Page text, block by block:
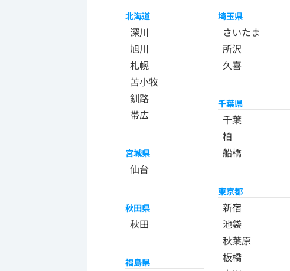
北海道
深川
旭川
札幌
苫小牧
釧路
帯広
宮城県
仙台
秋田県
秋田
福島県
埼玉県
さいたま
所沢
久喜
千葉県
千葉
柏
船橋
東京都
新宿
池袋
秋葉原
板橋